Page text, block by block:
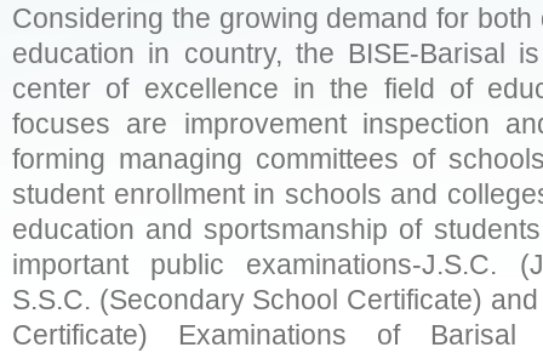
Considering the growing demand for
education in country, the BISE-Barisal
center of excellence in the field of
focuses are improvement inspection
forming managing committees of
student enrollment in schools and
education and sportsmanship of
important public examinations-J.S.C.
S.S.C. (Secondary School Certificate)
Certificate) Examinations of